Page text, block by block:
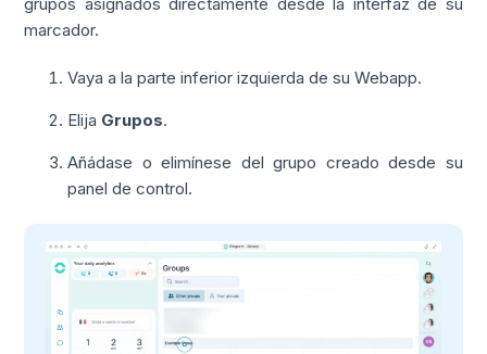
marcador.
Vaya a la parte inferior izquierda de su Webapp.
Elija Grupos.
Añádase o elimínese del grupo creado desde su
panel de control.